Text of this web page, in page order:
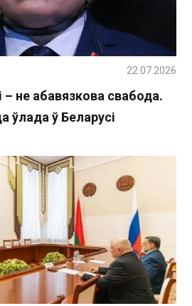
не абавязкова свабода.
ўлада ў Беларусі
22.07.2026